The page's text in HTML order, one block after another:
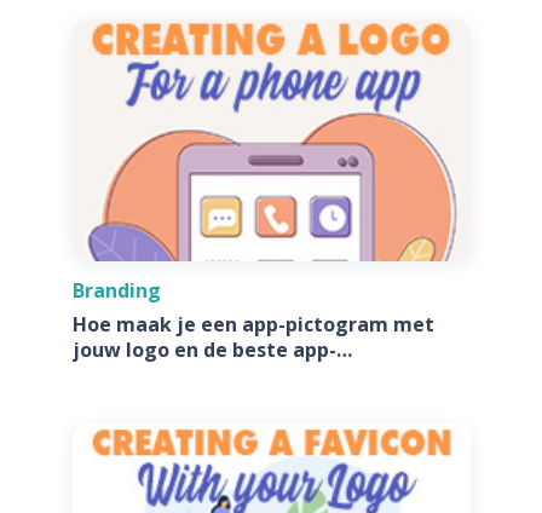
Branding
Hoe maak je een app-pictogram met
jouw logo en de beste app-